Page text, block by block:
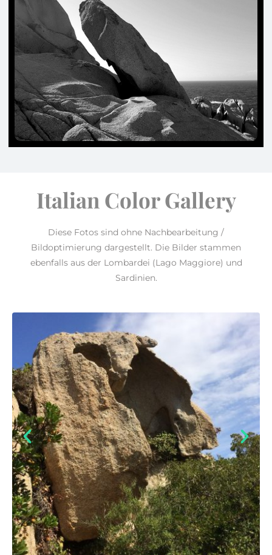
Italian Color Gallery
Diese Fotos sind ohne Nachbearbeitung /
Bildoptimierung dargestellt. Die Bilder stammen
ebenfalls aus der Lombardei (Lago Maggiore) und
Sardinien.